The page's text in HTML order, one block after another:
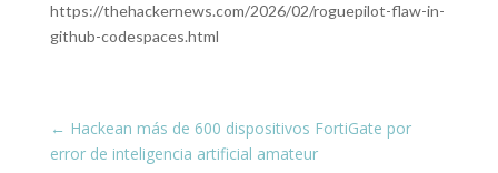
https://thehackernews.com/2026/02/roguepilot-flaw-in-
github-codespaces.html
← Hackean más de 600 dispositivos FortiGate por
error de inteligencia artificial amateur